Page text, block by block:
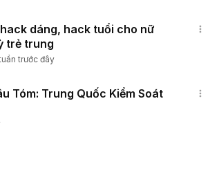
dáng, hack tuổi cho nữ
trẻ trung
trước đây
Tóm: Trung Quốc Kiểm Soát